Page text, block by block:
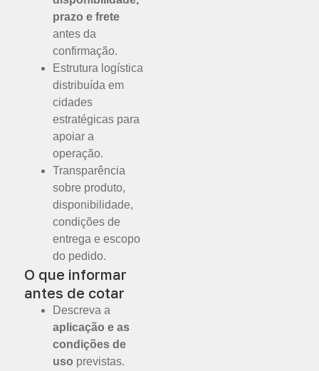
prazo e frete
antes da
confirmação.
Estrutura logística
distribuída em
cidades
estratégicas para
apoiar a
operação.
Transparência
sobre produto,
disponibilidade,
condições de
entrega e escopo
do pedido.
O que informar
antes de cotar
Descreva a
aplicação e as
condições de
uso previstas.